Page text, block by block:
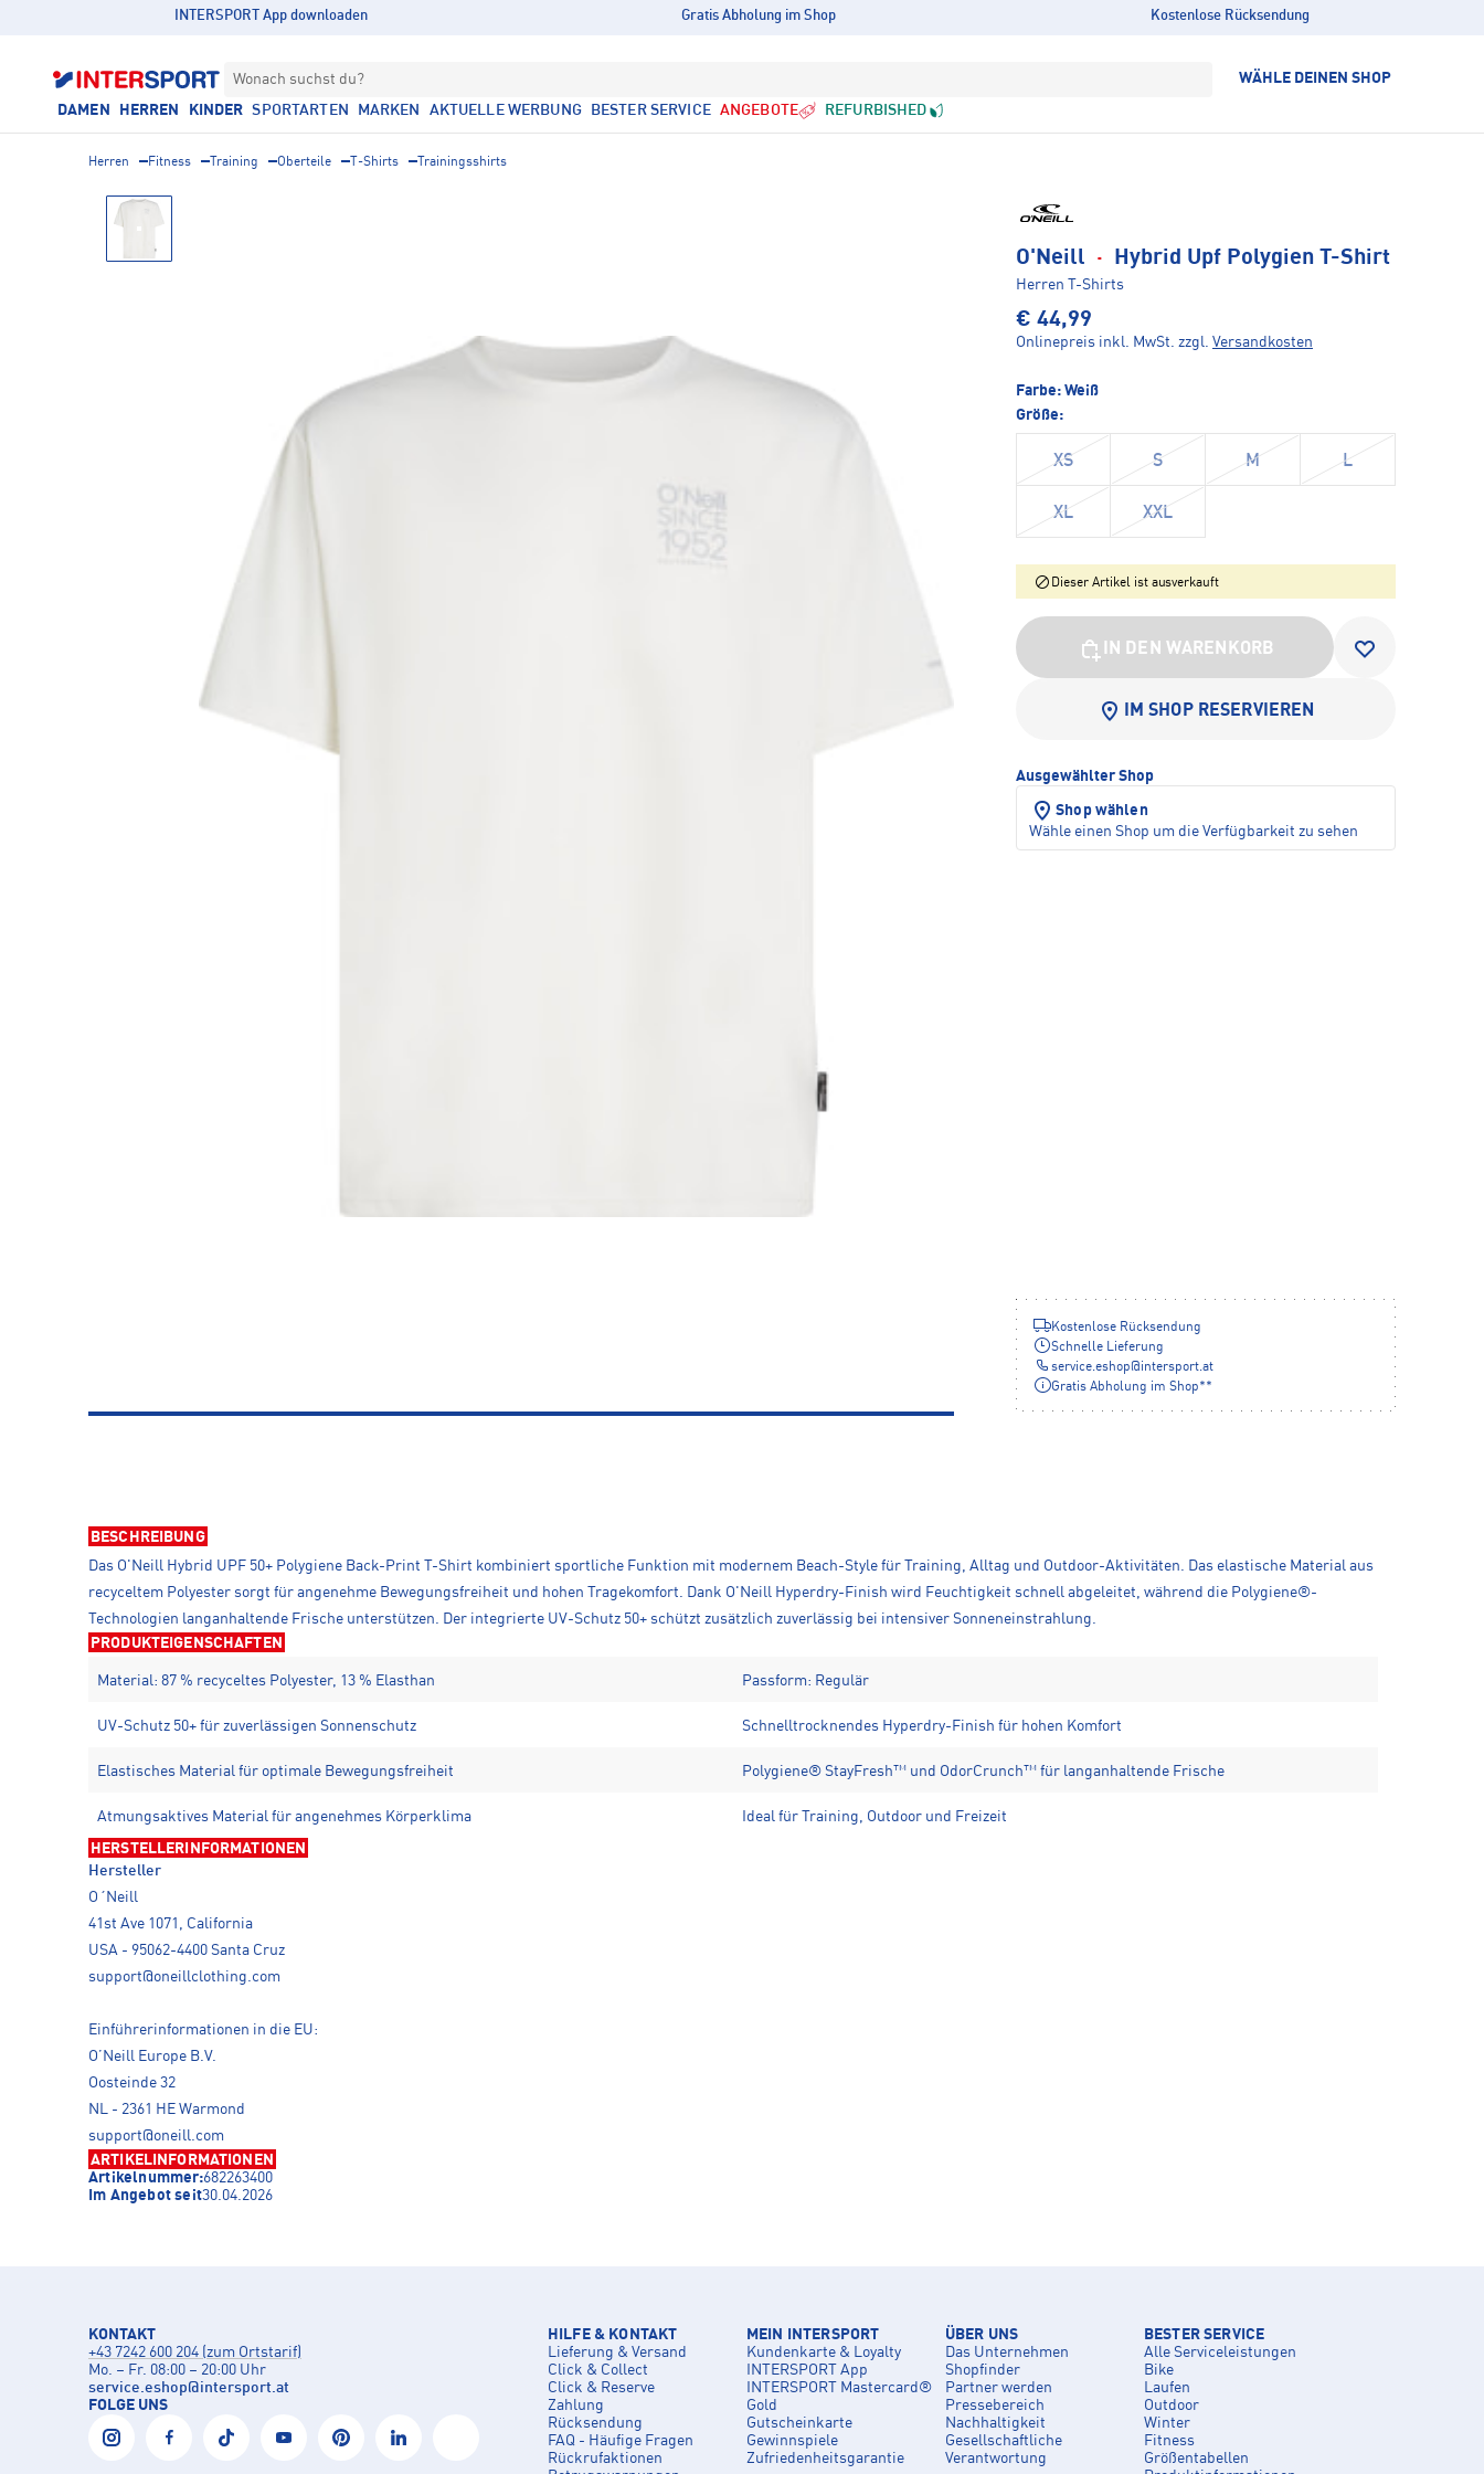
INTERSPORT App downloaden Gratis Abholung im Shop Kostenlose Rücksendung
Wonach suchst du? WÄHLE DEINEN SHOP
DAMEN HERREN KINDER SPORTARTEN MARKEN AKTUELLE WERBUNG BESTER SERVICE ANGEBOTE REFURBISHED
Herren Fitness Training Oberteile T-Shirts Trainingsshirts
O'Neill · Hybrid Upf Polygien T-Shirt
Herren T-Shirts
€ 44,99
Onlinepreis inkl. MwSt. zzgl. Versandkosten
Farbe: Weiß
Größe:
XS S M L
XL XXL
Dieser Artikel ist ausverkauft
IN DEN WARENKORB
IM SHOP RESERVIEREN
Ausgewählter Shop
Shop wählen
Wähle einen Shop um die Verfügbarkeit zu sehen
Kostenlose Rücksendung
Schnelle Lieferung
service.eshop@ intersport.at
Gratis Abholung im Shop**
BESCHREIBUNG
Das O'Neill Hybrid UPF 50+ Polygiene Back-Print T-Shirt kombiniert sportliche Funktion mit modernem Beach-Style für Training, Alltag und Outdoor-Aktivitäten. Das elastische Material aus
recyceltem Polyester sorgt für angenehme Bewegungsfreiheit und hohen Tragekomfort. Dank O'Neill Hyperdry-Finish wird Feuchtigkeit schnell abgeleitet, während die Polygiene®-
Technologien langanhaltende Frische unterstützen. Der integrierte UV-Schutz 50+ schützt zusätzlich zuverlässig bei intensiver Sonneneinstrahlung.
PRODUKTEIGENSCHAFTEN
Material: 87 % recyceltes Polyester, 13 % Elasthan Passform: Regulär
UV-Schutz 50+ für zuverlässigen Sonnenschutz Schnelltrocknendes Hyperdry-Finish für hohen Komfort
Elastisches Material für optimale Bewegungsfreiheit Polygiene® StayFresh™ und OdorCrunch™ für langanhaltende Frische
Atmungsaktives Material für angenehmes Körperklima Ideal für Training, Outdoor und Freizeit
HERSTELLERINFORMATIONEN
Hersteller
O´Neill
41st Ave 1071, California
USA - 95062-4400 Santa Cruz
support@oneillclothing.com
Einführerinformationen in die EU:
O’Neill Europe B.V.
Oosteinde 32
NL - 2361 HE Warmond
support@oneill.com
ARTIKELINFORMATIONEN
Artikelnummer:682263400
Im Angebot seit30.04.2026
KONTAKT
+43 7242 600 204 (zum Ortstarif)
Mo. – Fr. 08:00 – 20:00 Uhr
service.eshop@intersport.at
FOLGE UNS
HILFE & KONTAKT
Lieferung & Versand
Click & Collect
Click & Reserve
Zahlung
Rücksendung
FAQ - Häufige Fragen
Rückrufaktionen
MEIN INTERSPORT
Kundenkarte & Loyalty
INTERSPORT App
INTERSPORT Mastercard®
Gold
Gutscheinkarte
Gewinnspiele
Zufriedenheitsgarantie
ÜBER UNS
Das Unternehmen
Shopfinder
Partner werden
Pressebereich
Nachhaltigkeit
Gesellschaftliche
Verantwortung
BESTER SERVICE
Alle Serviceleistungen
Bike
Laufen
Outdoor
Winter
Fitness
Größentabellen